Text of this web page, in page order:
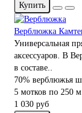
Купить
Верблюжка
Универсальная
аксессуаров. В
в составе..
70% верблюжья
5 мотков по 250
1 030 руб